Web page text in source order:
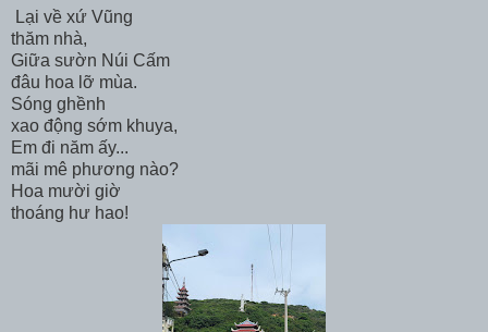
Lại về xứ Vũng
thăm nhà,
Giữa sườn Núi Cấm
đâu hoa lỡ mùa.
Sóng ghềnh
xao động sớm khuya,
Em đi năm ấy...
mãi mê phương nào?
Hoa mười giờ
thoáng hư hao!